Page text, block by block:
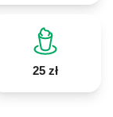
25 zł